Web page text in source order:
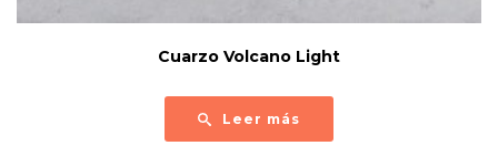
Cuarzo Volcano Light
Leer más